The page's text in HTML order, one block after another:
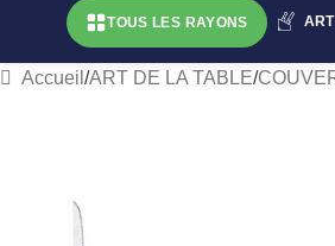
TOUS LES RAYONS
Accueil /ART DE LA TABLE/